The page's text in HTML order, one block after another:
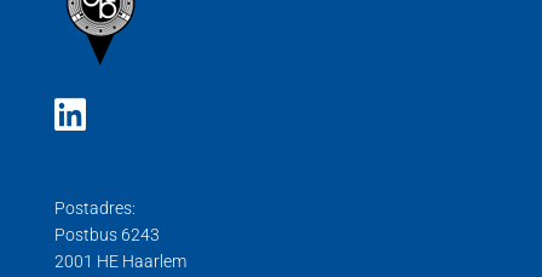
Postadres:
Postbus 6243
2001 HE Haarlem